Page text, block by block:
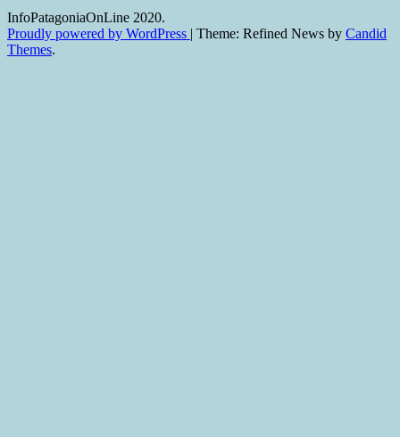
InfoPatagoniaOnLine 2020.
Proudly powered by WordPress | Theme: Refined News by Candid
Themes.